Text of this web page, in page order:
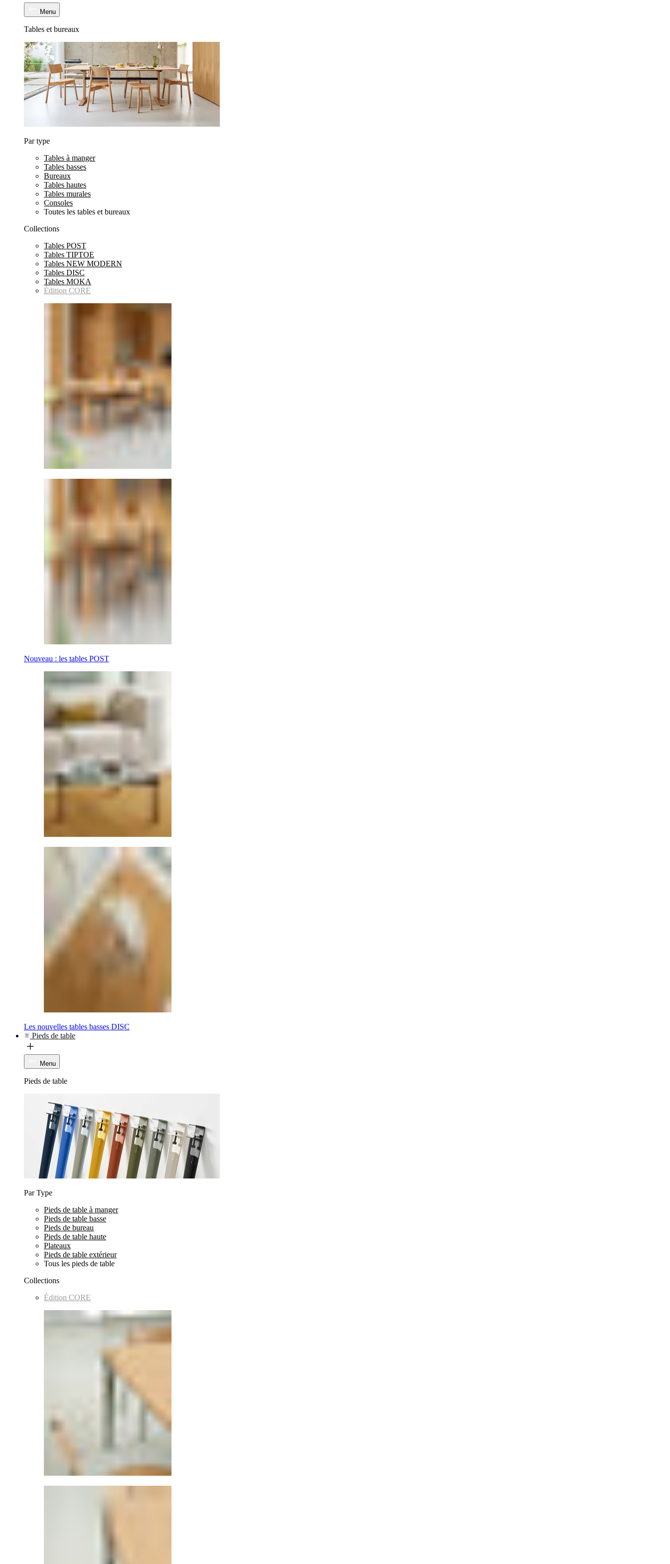
Menu
Tables et bureaux
Par type
Tables à manger
Tables basses
Bureaux
Tables hautes
Tables murales
Consoles
Toutes les tables et bureaux
Collections
Tables POST
Tables TIPTOE
Tables NEW MODERN
Tables DISC
Tables MOKA
Édition CORE
Nouveau : les tables POST
Les nouvelles tables basses DISC
Pieds de table
Menu
Pieds de table
Par Type
Pieds de table à manger
Pieds de table basse
Pieds de bureau
Pieds de table haute
Plateaux
Pieds de table extérieur
Tous les pieds de table
Collections
Édition CORE